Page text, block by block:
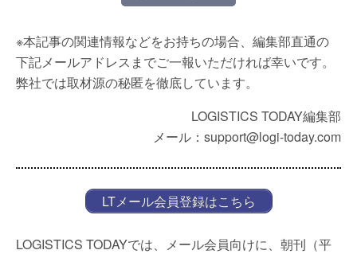
※本記事の関連情報などをお持ちの場合、編集部直通の
下記メールアドレスまでご一報いただければ幸いです。
弊社では取材源の秘匿を徹底しています。
LOGISTICS TODAY編集部
メール：support@logi-today.com
LTメール会員登録はこちら
LOGISTICS TODAYでは、メール会員向けに、朝刊（平